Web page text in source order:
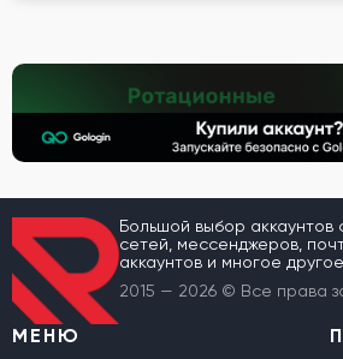
Большой выбор аккаунтов
сетей, мессенджеров,
аккаунтов и многое
2015 — 2026 © Все права
МЕНЮ